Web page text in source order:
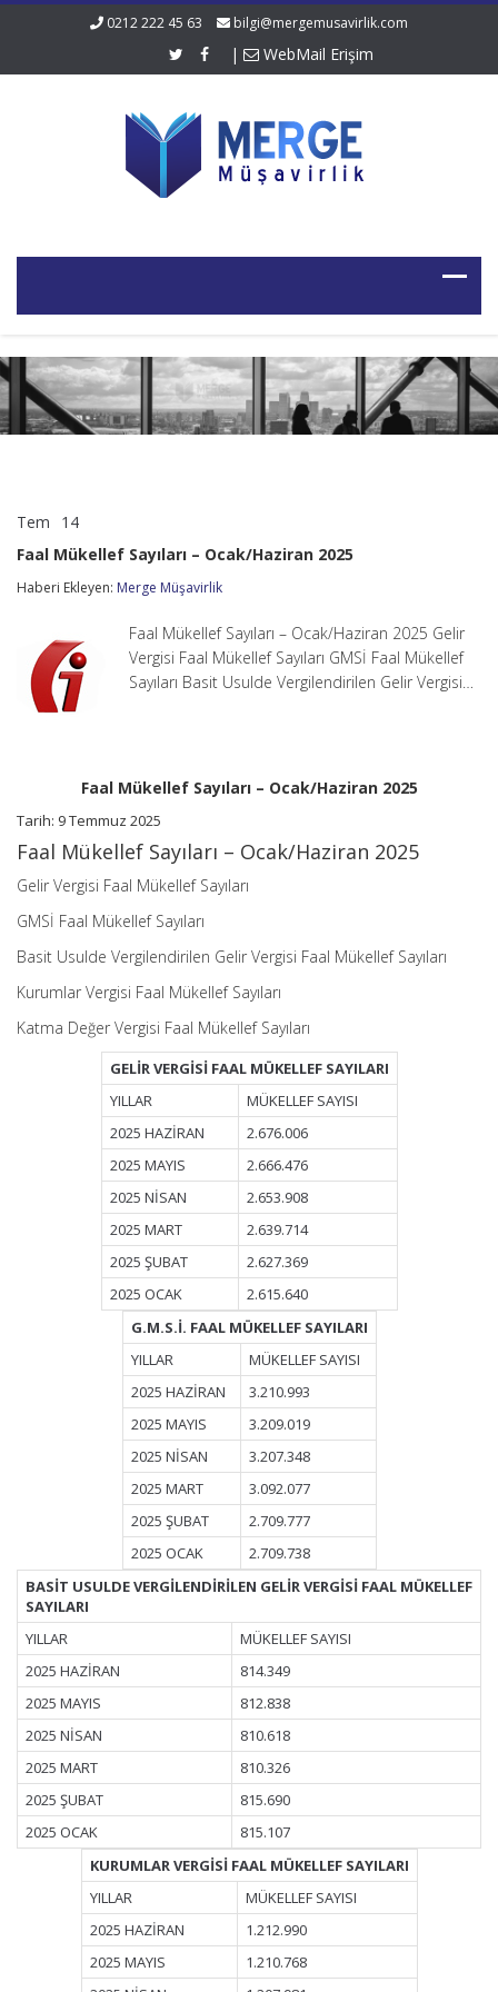
0212 222 45 63 bilgi@mergemusavirlik.com
| WebMail Erişim
Tem 14
Sayıları
Ocak/Haziran
Faal Mükellef Sayıları – Ocak/Haziran 2025
Haberi Ekleyen: Merge Müşavirlik
Faal Mükellef Sayıları – Ocak/Haziran 2025 Gelir
Vergisi Faal Mükellef Sayıları GMSİ Faal Mükellef
Sayıları Basit Usulde Vergilendirilen Gelir Vergisi…
Faal Mükellef Sayıları – Ocak/Haziran 2025
Tarih: 9 Temmuz 2025
Faal Mükellef Sayıları – Ocak/Haziran 2025
Gelir Vergisi Faal Mükellef Sayıları
GMSİ Faal Mükellef Sayıları
Basit Usulde Vergilendirilen Gelir Vergisi Faal Mükellef Sayıları
Kurumlar Vergisi Faal Mükellef Sayıları
Katma Değer Vergisi Faal Mükellef Sayıları
GELİR VERGİSİ FAAL MÜKELLEF SAYILARI
YILLAR
MÜKELLEF SAYISI
2025 HAZİRAN
2.676.006
2025 MAYIS
2.666.476
2025 NİSAN
2.653.908
2025 MART
2.639.714
2025 ŞUBAT
2.627.369
2025 OCAK
2.615.640
G.M.S.İ. FAAL MÜKELLEF SAYILARI
YILLAR
MÜKELLEF SAYISI
2025 HAZİRAN
3.210.993
2025 MAYIS
3.209.019
2025 NİSAN
3.207.348
2025 MART
3.092.077
2025 ŞUBAT
2.709.777
2025 OCAK
2.709.738
BASİT USULDE VERGİLENDİRİLEN GELİR VERGİSİ FAAL MÜKELLEF
SAYILARI
YILLAR
MÜKELLEF SAYISI
2025 HAZİRAN
814.349
2025 MAYIS
812.838
2025 NİSAN
810.618
2025 MART
810.326
2025 ŞUBAT
815.690
2025 OCAK
815.107
KURUMLAR VERGİSİ FAAL MÜKELLEF SAYILARI
YILLAR
MÜKELLEF SAYISI
2025 HAZİRAN
1.212.990
2025 MAYIS
1.210.768